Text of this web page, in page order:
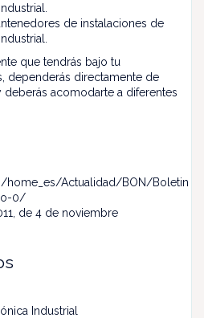
de instalaciones de
que tendrás bajo tu
dependerás directamente de
acomodarte a diferentes
home_es/Actualidad/BON/Boletin
0/
de 4 de noviembre
Industrial